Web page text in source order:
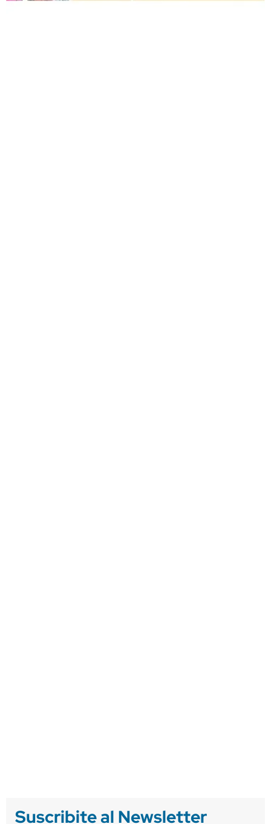
Suscribite al Newsletter